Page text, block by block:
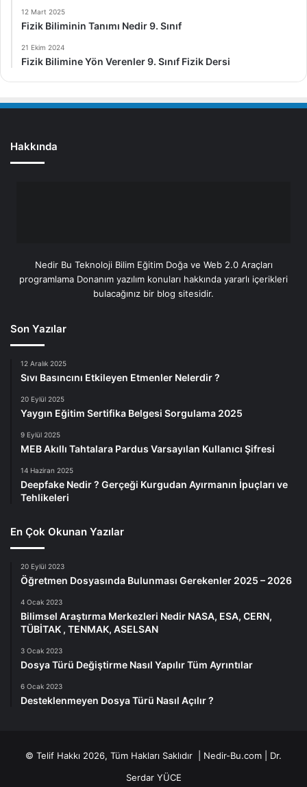
12 Mart 2025
Fizik Biliminin Tanımı Nedir 9. Sınıf
21 Ekim 2024
Fizik Bilimine Yön Verenler 9. Sınıf Fizik Dersi
Hakkında
Nedir Bu Teknoloji Bilim Eğitim Doğa ve Web 2.0 Araçları
programlama Donanım yazılım konuları hakkında yararlı içerikleri
bulacağınız bir blog sitesidir.
Son Yazılar
12 Aralık 2025
Sıvı Basıncını Etkileyen Etmenler Nelerdir ?
20 Eylül 2025
Yaygın Eğitim Sertifika Belgesi Sorgulama 2025
9 Eylül 2025
MEB Akıllı Tahtalara Pardus Varsayılan Kullanıcı Şifresi
14 Haziran 2025
Deepfake Nedir ? Gerçeği Kurgudan Ayırmanın İpuçları ve
Tehlikeleri
En Çok Okunan Yazılar
20 Eylül 2023
Öğretmen Dosyasında Bulunması Gerekenler 2025 – 2026
4 Ocak 2023
Bilimsel Araştırma Merkezleri Nedir NASA, ESA, CERN,
TÜBİTAK , TENMAK, ASELSAN
3 Ocak 2023
Dosya Türü Değiştirme Nasıl Yapılır Tüm Ayrıntılar
6 Ocak 2023
Desteklenmeyen Dosya Türü Nasıl Açılır ?
© Telif Hakkı 2026, Tüm Hakları Saklıdır | Nedir-Bu.com | Dr.
Serdar YÜCE